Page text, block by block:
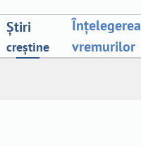
Știri
creștine
Înțelegerea
vremurilor